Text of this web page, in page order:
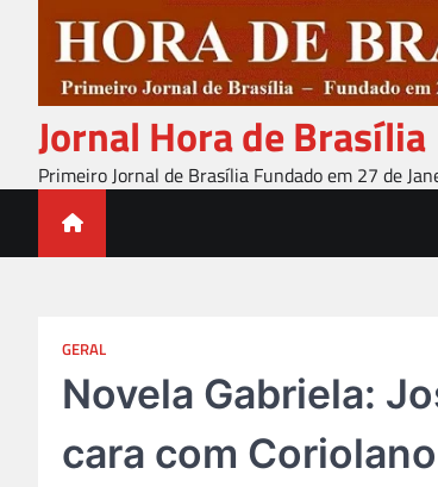
content
Jornal Hora de Brasília
Primeiro Jornal de Brasília Fundado em 27 de
GERAL
Novela Gabriela:
cara com